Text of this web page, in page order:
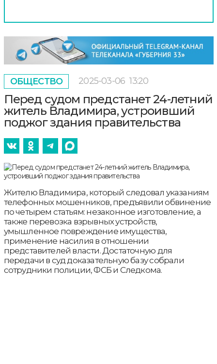
ОБЩЕСТВО 2025-03-06 13:20
Перед судом предстанет 24-летний
житель Владимира, устроивший
поджог здания правительства
Жителю Владимира, который следовал указаниям
телефонных мошенников, предъявили обвинение
по четырем статьям: незаконное изготовление, а
также перевозка взрывных устройств,
умышленное повреждение имущества,
применение насилия в отношении
представителей власти. Достаточную для
передачи в суд доказательную базу собрали
сотрудники полиции, ФСБ и Следкома.